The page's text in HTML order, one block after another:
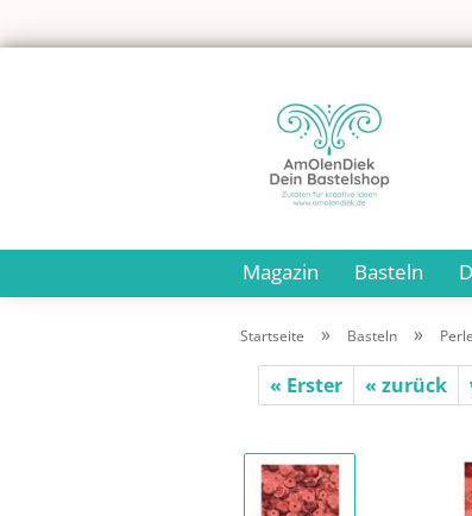
Magazin Basteln
Startseite » Basteln »
« Erster « zurück